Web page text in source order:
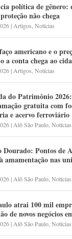
política de gênero:
não chega
| Artigos ,Notícias
americano e o
a conta chega ao
| Artigos ,Notícias
do Patrimônio
gratuita com
e acervo ferroviário
| Alô São Paulo ,Notícias
Dourado: Pontos de
amamentação nas
| Alô São Paulo ,Notícias
atrai 100 mil
de novos negócios
| Alô São Paulo ,Notícias